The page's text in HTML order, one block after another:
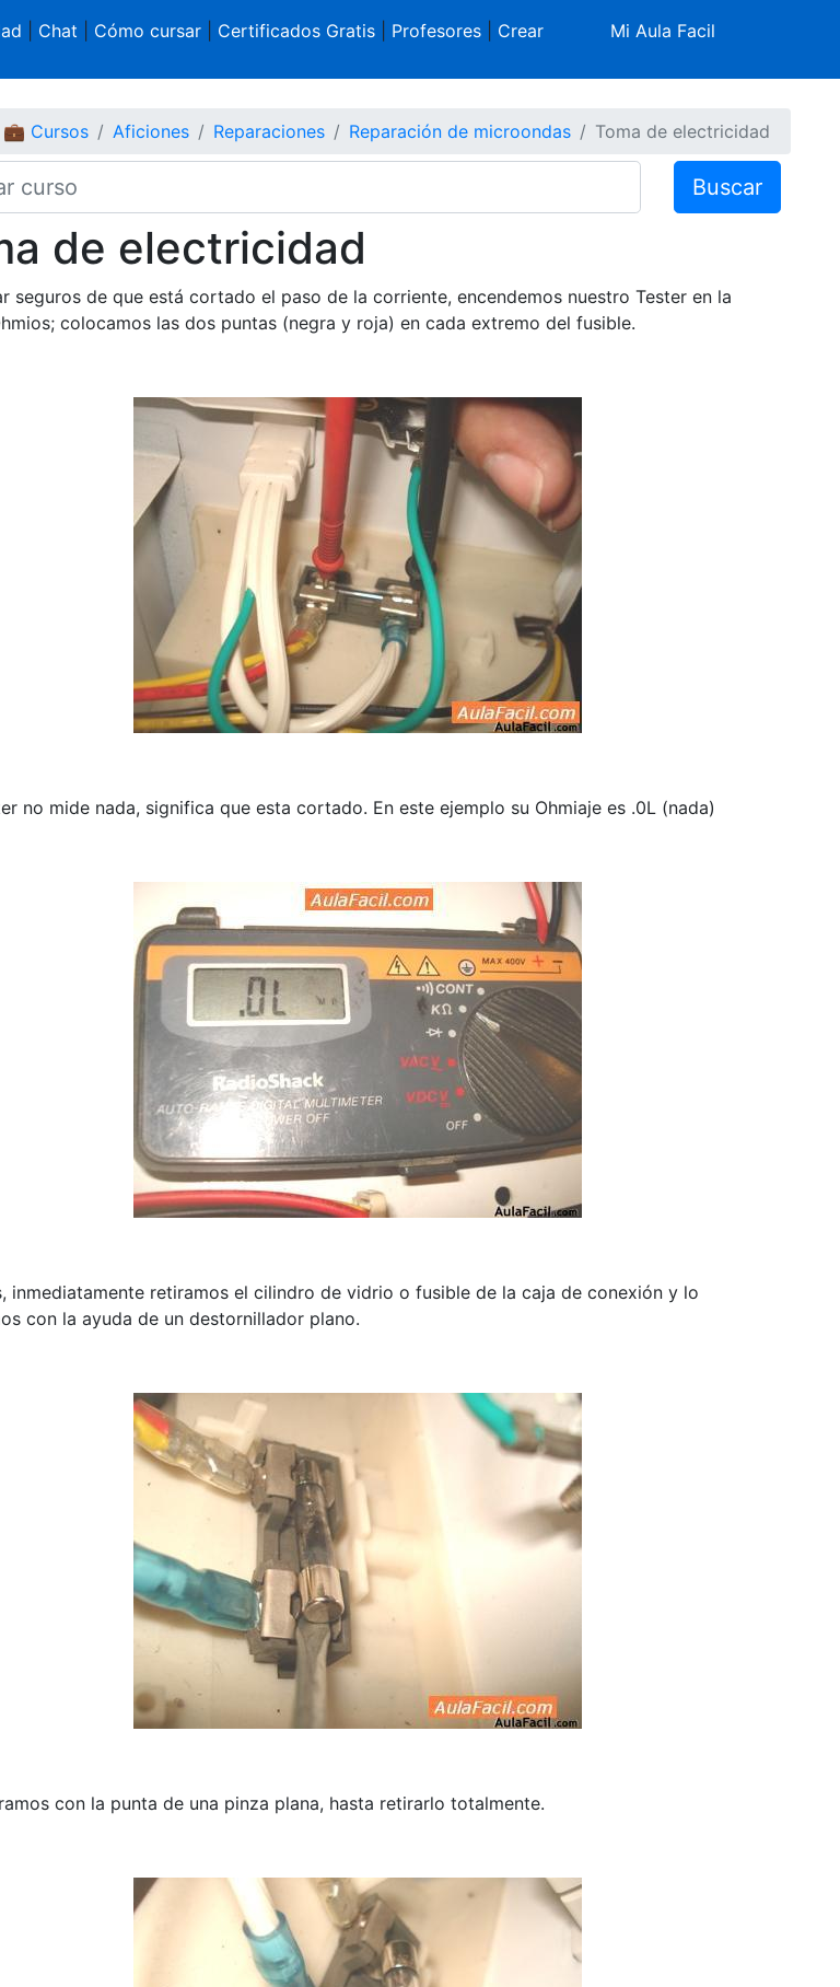
Chat Cómo cursar| Certificados Gratis| Profesores| Crear
Mi Aula Facil
💼 Cursos Aficiones Reparaciones Reparación de microondas Toma de electricidad
Buscar
de electricidad
seguros de que está cortado el paso de la corriente, encendemos nuestro Tester en la
colocamos las dos puntas (negra y roja) en cada extremo del fusible.
no mide nada, significa que esta cortado. En este ejemplo su Ohmiaje es .0L (nada)
inmediatamente retiramos el cilindro de vidrio o fusible de la caja de conexión y lo
con la ayuda de un destornillador plano.
con la punta de una pinza plana, hasta retirarlo totalmente.